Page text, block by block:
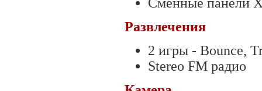
Развлечения
2 игры - Bounce,
Stereo FM радио